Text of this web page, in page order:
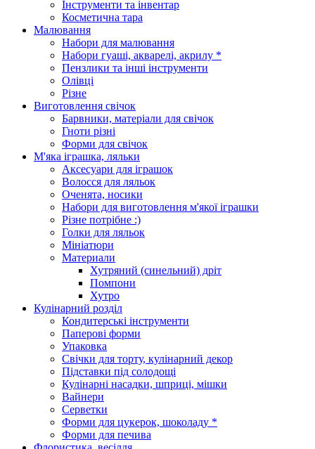
Інструменти та інвентар
Косметична тара
Малювання
Набори для малювання
Набори гуаші, акварелі, акрилу *
Пензлики та інші інструменти
Олівці
Різне
Виготовлення свічок
Барвники, матеріали для свічок
Гноти різні
Форми для свічок
М'яка іграшка, ляльки
Аксесуари для іграшок
Волосся для ляльок
Оченята, носики
Набори для виготовлення м'якої іграшки
Різне потрібне :)
Голки для ляльок
Мініатюри
Материали
Хутряний (синельний) дріт
Помпони
Хутро
Кулінарний розділ
Кондитерські інструменти
Паперові форми
Упаковка
Свічки для торту, кулінарний декор
Підставки під солодощі
Кулінарні насадки, шприці, мішки
Вайнери
Серветки
Форми для цукерок, шоколаду *
Форми для печива